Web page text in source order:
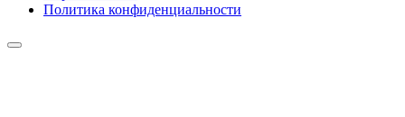
Политика конфиденциальности